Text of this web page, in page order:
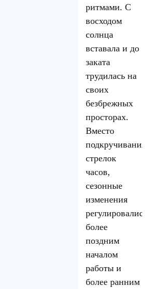
ритмами. С
восходом
солнца
вставала и до
заката
трудилась на
своих
безбрежных
просторах.
Вместо
подкручивания
стрелок
часов,
сезонные
изменения
регулировались
более
поздним
началом
работы и
более ранним